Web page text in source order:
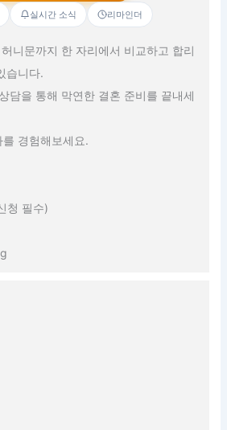
실시간 소식 리마인더
니문까지 한 자리에서 비교하고 합리
습니다.
담을 통해 막연한 결혼 준비를 끝내세
경험해보세요.
청 필수)